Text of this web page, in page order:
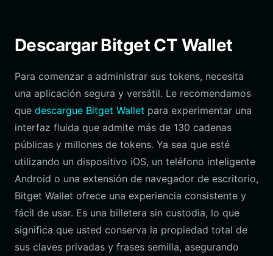
Descargar Bitget CT Wallet
Para comenzar a administrar sus tokens, necesita
una aplicación segura y versátil. Le recomendamos
que descargue Bitget Wallet para experimentar una
interfaz fluida que admite más de 130 cadenas
públicas y millones de tokens. Ya sea que esté
utilizando un dispositivo iOS, un teléfono inteligente
Android o una extensión de navegador de escritorio,
Bitget Wallet ofrece una experiencia consistente y
fácil de usar. Es una billetera sin custodia, lo que
significa que usted conserva la propiedad total de
sus claves privadas y frases semilla, asegurando